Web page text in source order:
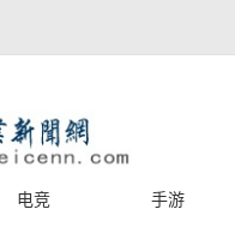
电竞
手游